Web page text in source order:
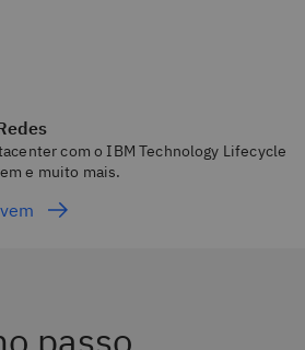
com o IBM Technology Lifecycle
e muito mais.